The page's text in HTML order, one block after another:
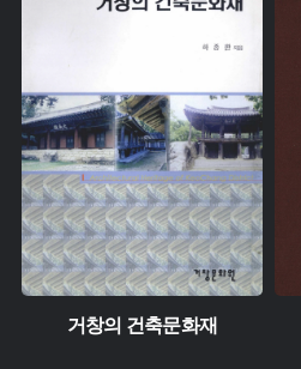
거창의 건축문화재